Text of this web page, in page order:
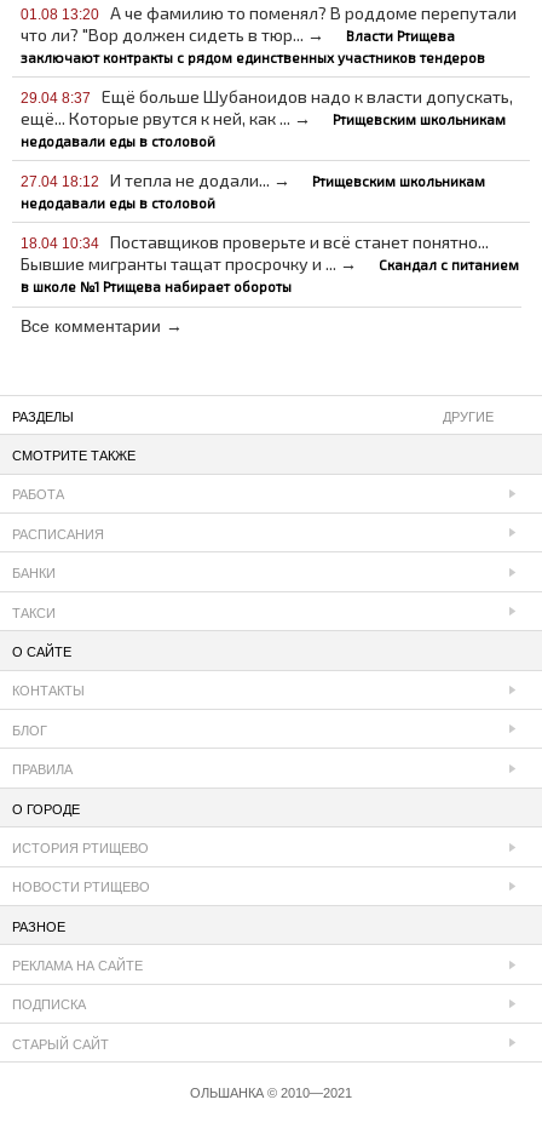
01.08 13:20
А че фамилию то поменял? В роддоме перепутали
что ли? "Вор должен сидеть в тюр... →
Власти Ртищева
заключают контракты с рядом единственных участников тендеров
29.04 8:37
Ещё больше Шубаноидов надо к власти допускать,
ещё... Которые рвутся к ней, как ... →
Ртищевским школьникам
недодавали еды в столовой
27.04 18:12 И тепла не додали... →
Ртищевским школьникам
недодавали еды в столовой
18.04 10:34
Поставщиков проверьте и всё станет понятно...
Бывшие мигранты тащат просрочку и ... →
Скандал с питанием
в школе №1 Ртищева набирает обороты
Все комментарии →
ДРУГИЕ
РАЗДЕЛЫ
СМОТРИТЕ ТАКЖЕ
РАБОТА
РАСПИСАНИЯ
БАНКИ
ТАКСИ
О САЙТЕ
КОНТАКТЫ
БЛОГ
ПРАВИЛА
О ГОРОДЕ
ИСТОРИЯ РТИЩЕВО
НОВОСТИ РТИЩЕВО
РАЗНОЕ
РЕКЛАМА НА САЙТЕ
ПОДПИСКА
СТАРЫЙ САЙТ
ОЛЬШАНКА © 2010—2021